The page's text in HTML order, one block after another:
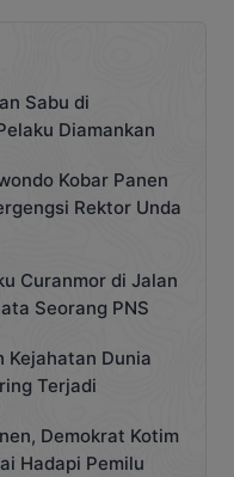
Sabu di
Diamankan
Kobar Panen
Rektor Unda
Curanmor di Jalan
Seorang PNS
Kejahatan Dunia
Terjadi
Demokrat Kotim
Hadapi Pemilu